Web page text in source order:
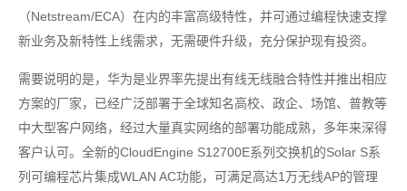
（Netstream/ECA）在内的丰富高级特性，并可通过编程快速支撑
新业务及新特性上线需求，无需硬件升级，充分保护现有投资。
需要说明的是，华为是业界率先提出有线无线融合特性并推出相应
方案的厂家，已经广泛部署于全球知名高校、政企、场馆、普教等
中大型客户网络，经过大量真实网络的部署功能成熟，多年来深得
客户认可。全新的CloudEngine S12700E系列交换机的Solar S系
列可编程芯片集成WLAN AC功能，可满足高达1万无线AP的管理